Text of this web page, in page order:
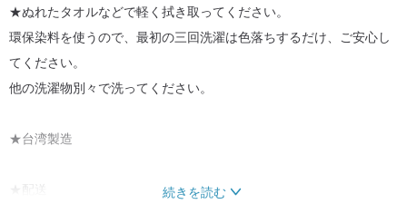
★ぬれたタオルなどで軽く拭き取ってください。
環保染料を使うので、最初の三回洗濯は色落ちするだけ、ご安心し
てください。
他の洗濯物別々で洗ってください。
★台湾製造
続きを読む